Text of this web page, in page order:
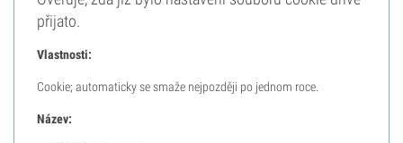
přijato.
Vlastnosti:
Cookie; automaticky se smaže nejpozději po jednom roce.
Název: